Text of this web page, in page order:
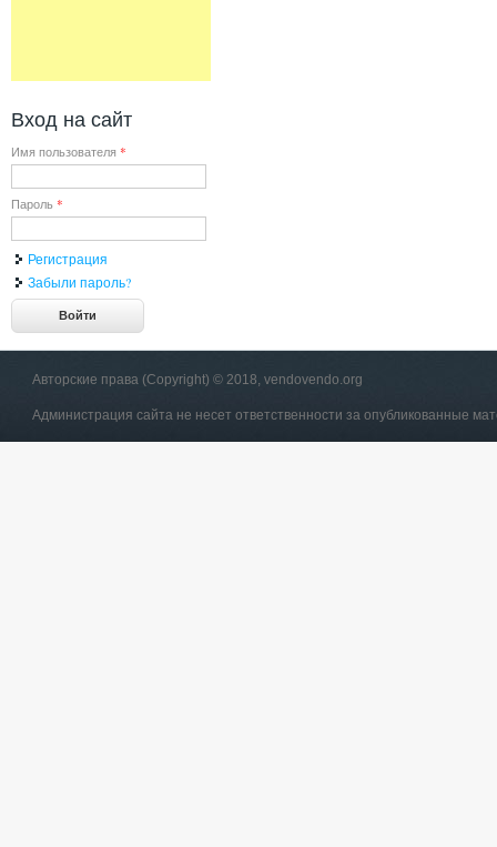
Вход на сайт
Имя пользователя *
Пароль *
Регистрация
Забыли пароль?
Авторские права (Copyright) © 2018, vendovendo.org
Администрация сайта не несет ответственности за опубликованные